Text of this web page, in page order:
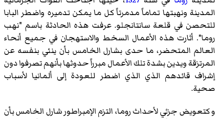
المدينة ونهبتها تماماً مدمرتاً كل ما يمكن تدميره واضطر البابا
للتحصن في قلعة سانتانجلو. عرفت هذه الحادثة باسم "نهب
روما". أثارت هذه الأعمال السخط والاستهجان في جميع أنحاء
العالم المتحضر، ما حدى بشارل الخامس بأن ينئي بنفسه عن
المرتزقة ويدين بشدة تلك الأعمال مبرراً حدوثها بأنهم تصرفوا دون
إشراف قائدهم الذي الذي اضطر للعودة إلى ألمانيا لأسباب
صحية.
و كتعويض جزئي لأحداث روما، التزم الإمبراطور شارل الخامس بأن